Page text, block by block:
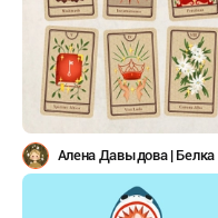
Алена Давыдова | Белка